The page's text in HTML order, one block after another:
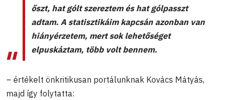
őszt, hat gólt szereztem és hat gólpasszt
adtam. A statisztikáim kapcsán azonban van
hiányérzetem, mert sok lehetőséget
elpuskáztam, több volt bennem.
– értékelt önkritikusan portálunknak Kovács Mátyás,
majd így folytatta: